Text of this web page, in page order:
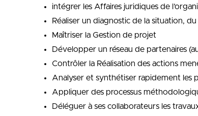
intégrer les Affaires juridiques de
Réaliser un diagnostic de la situation,
Maîtriser la Gestion de projet
Développer un réseau de partenaires
Contrôler la Réalisation des actions
Analyser et synthétiser rapidement les
Appliquer des processus
Déléguer à ses collaborateurs les